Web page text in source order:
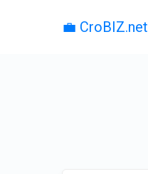
💼 CroBIZ.net